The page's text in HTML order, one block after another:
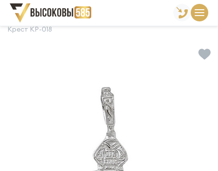
Главная Склад готовой продукции
Крест КР-018